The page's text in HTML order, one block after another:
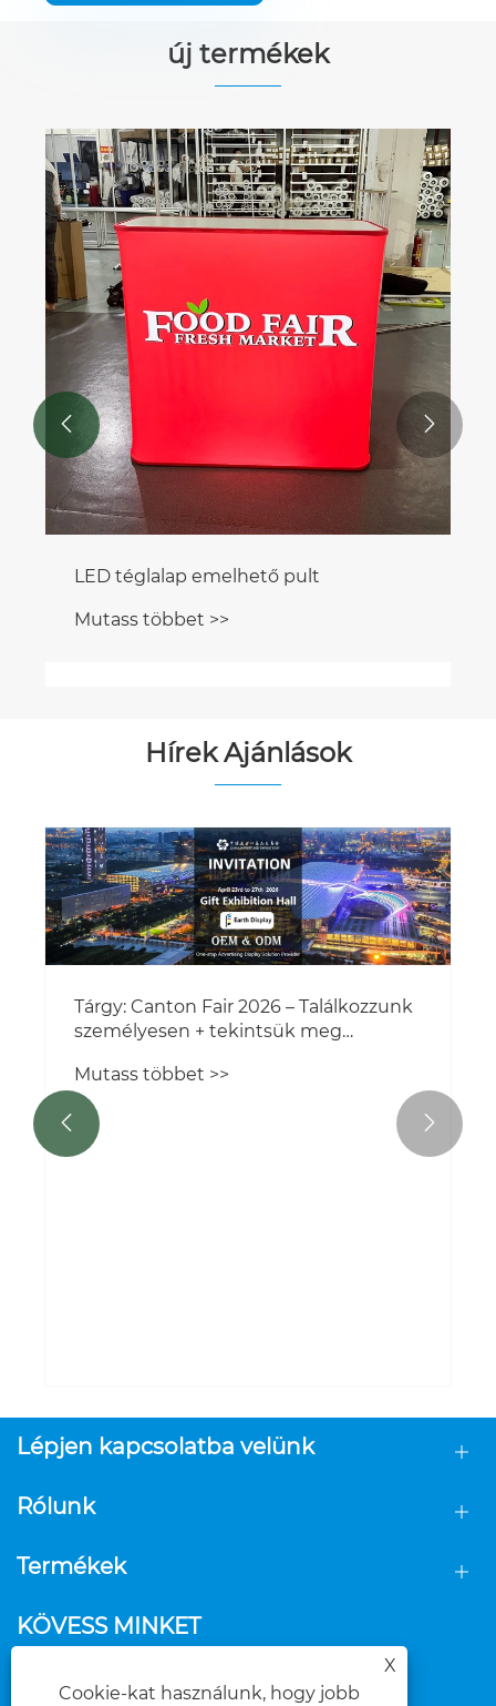
új termékek
LED téglalap emelhető pult
Mutass többet >>
 
Hírek Ajánlások
Tárgy: Canton Fair 2026 – Találkozzunk
személyesen + tekintsük meg
Mutass többet >>
 
Lépjen kapcsolatba velünk
Rólunk
Termékek
KÖVESS MINKET
X
Cookie-kat használunk, hogy jobb